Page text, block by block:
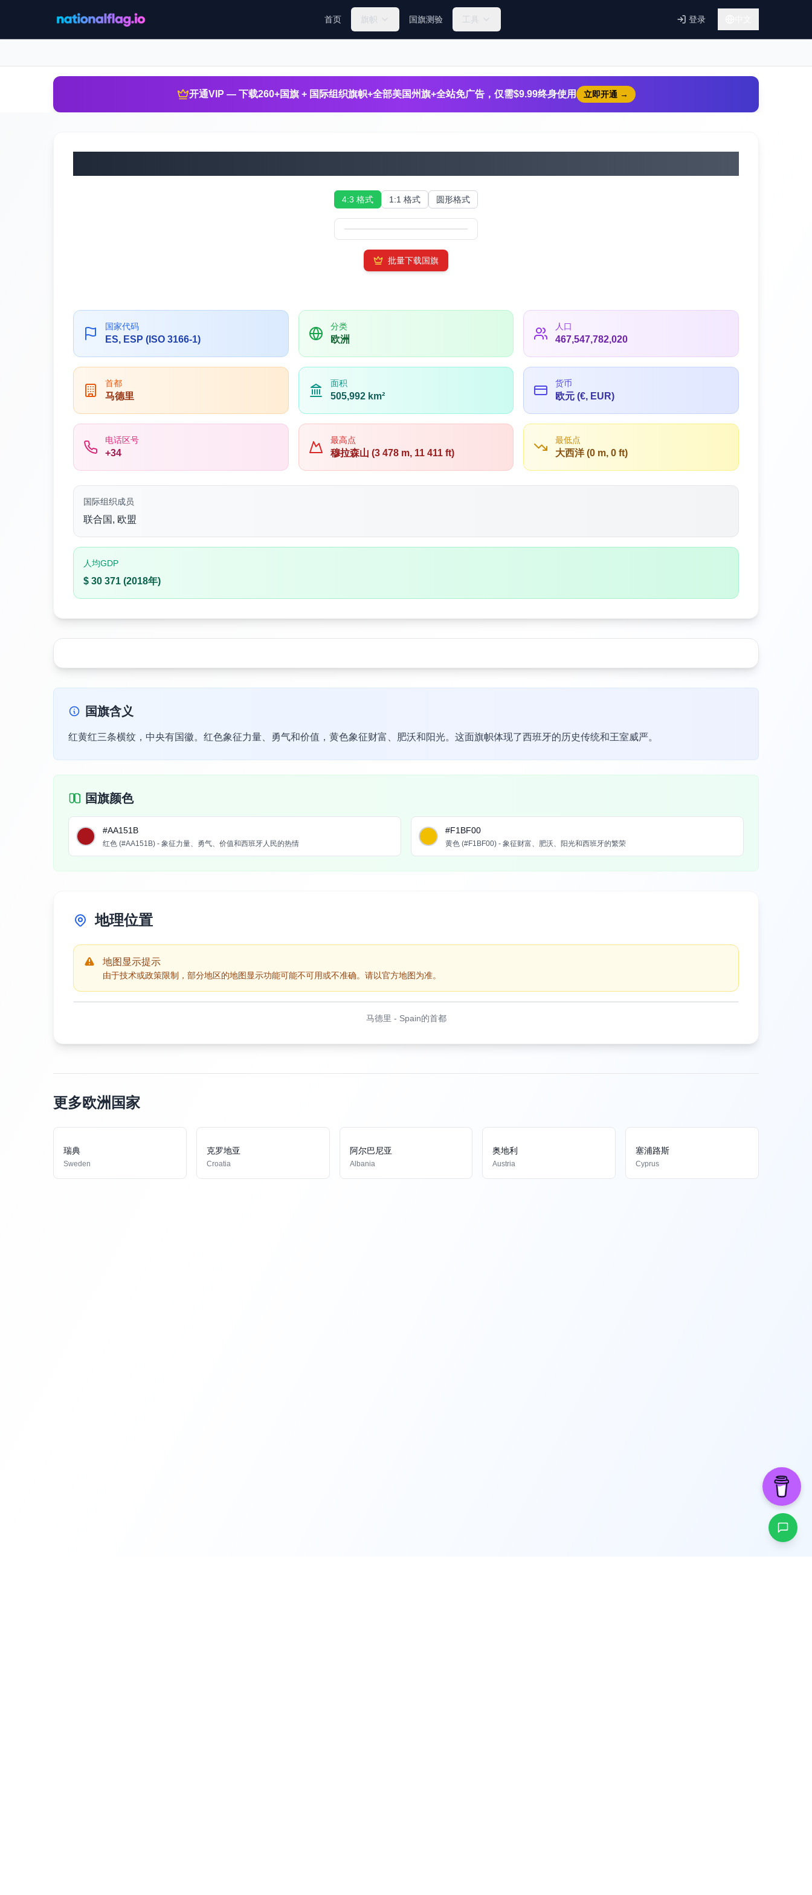
首页 旗帜 国旗测验 登录
开通VIP — 下载260+国旗 + 国际组织旗帜+全部美国州旗+全站免广告，仅需$9.99终身使用 立即开通 →
4:3 格式 1:1 格式 圆形格式
批量下载国旗
国家代码
ES, ESP (ISO 3166-1)
分类
欧洲
人口
467,547,782,020
首都
马德里
面积
505,992 km²
货币
欧元 (€, EUR)
电话区号
+34
最高点
穆拉森山 (3 478 m, 11 411 ft)
最低点
大西洋 (0 m, 0 ft)
国际组织成员
联合国, 欧盟
人均GDP
$ 30 371 (2018年)
国旗含义
红黄红三条横纹，中央有国徽。红色象征力量、勇气和价值，黄色象征财富、肥沃和阳光。这面旗帜体现了西班牙的历史传统和王室威严。
国旗颜色
#AA151B
红色 (#AA151B) - 象征力量、勇气、价值和西班牙人民的热情
#F1BF00
黄色 (#F1BF00) - 象征财富、肥沃、阳光和西班牙的繁荣
地理位置
地图显示提示
由于技术或政策限制，部分地区的地图显示功能可能不可用或不准确。请以官方地图为准。
马德里 - Spain的首都
更多欧洲国家
瑞典
Sweden
克罗地亚
Croatia
阿尔巴尼亚
Albania
奥地利
Austria
塞浦路斯
Cyprus